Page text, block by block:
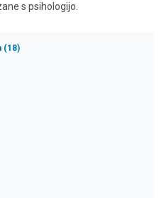
s psihologijo.
(18)